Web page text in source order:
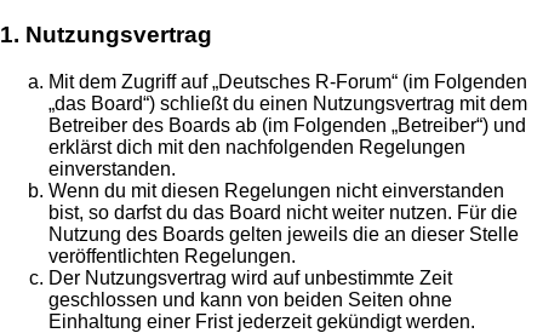
1. Nutzungsvertrag
Mit dem Zugriff auf „Deutsches R-Forum“ (im Folgenden
„das Board“) schließt du einen Nutzungsvertrag mit dem
Betreiber des Boards ab (im Folgenden „Betreiber“) und
erklärst dich mit den nachfolgenden Regelungen
einverstanden.
Wenn du mit diesen Regelungen nicht einverstanden
bist, so darfst du das Board nicht weiter nutzen. Für die
Nutzung des Boards gelten jeweils die an dieser Stelle
veröffentlichten Regelungen.
Der Nutzungsvertrag wird auf unbestimmte Zeit
geschlossen und kann von beiden Seiten ohne
Einhaltung einer Frist jederzeit gekündigt werden.